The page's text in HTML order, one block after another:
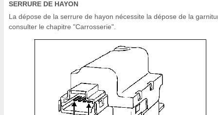
SERRURE DE HAYON
La dépose de la serrure de hayon nécessite la dépose de la
consulter le chapitre "Carrosserie".